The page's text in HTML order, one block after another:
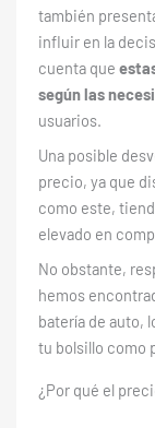
también
influir en la
cuenta que
según las
usuarios.
Una posible
precio, ya que
como este,
elevado en
No obstante,
hemos
batería de auto,
tu bolsillo como
¿Por qué el